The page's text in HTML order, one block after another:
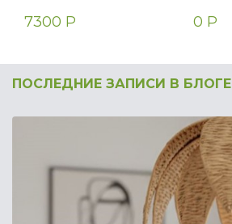
7300 Р 0 Р
ПОСЛЕДНИЕ ЗАПИСИ В БЛОГЕ